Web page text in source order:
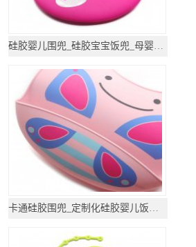
硅胶婴儿围兜_硅胶宝宝饭兜_母婴用品
卡通硅胶围兜_定制化硅胶婴儿饭兜_母婴用品